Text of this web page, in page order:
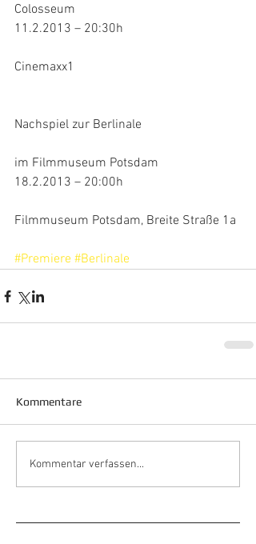
Colosseum
11.2.2013 – 20:30h
Cinemaxx1
Nachspiel zur Berlinale
im Filmmuseum Potsdam
18.2.2013 – 20:00h
Filmmuseum Potsdam, Breite Straße 1a
#Premiere #Berlinale
Kommentare
Kommentar verfassen...